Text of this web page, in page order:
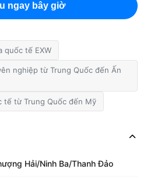
ngay bây giờ
quốc tế EXW
nghiệp từ Trung Quốc đến Ấn
tế từ Trung Quốc đến Mỹ
Hải/Ninh Ba/Thanh Đảo